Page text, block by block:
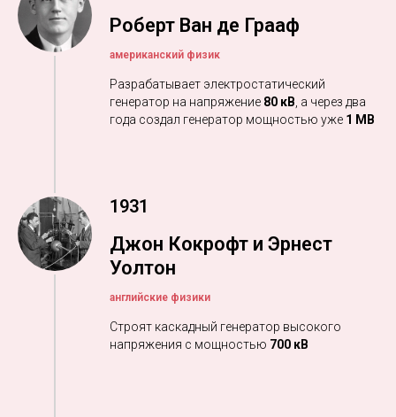
Роберт Ван де Грааф
американский физик
Разрабатывает электростатический
генератор на напряжение 80 кВ, а через два
года создал генератор мощностью уже 1 МВ
1931
Джон Кокрофт и Эрнест
Уолтон
английские физики
Строят каскадный генератор высокого
напряжения с мощностью 700 кВ